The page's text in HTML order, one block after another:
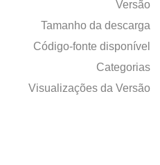
Versão
Tamanho da descarga
Código-fonte disponível
Categorias
Visualizações da Versão